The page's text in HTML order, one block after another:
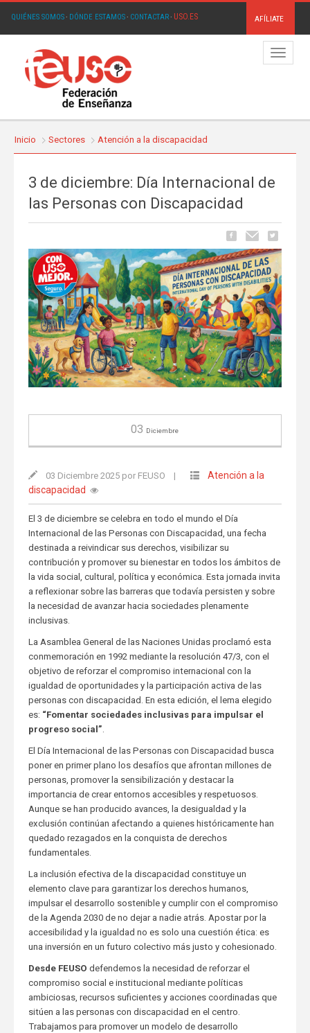
QUIÉNES SOMOS· DÓNDE ESTAMOS· CONTACTAR· USO.ES AFÍLIATE
Menú
Inicio Sectores Atención a la discapacidad
3 de diciembre: Día Internacional de
las Personas con Discapacidad
03 Diciembre
03 Diciembre 2025 por FEUSO |
Atención a la
discapacidad
El 3 de diciembre se celebra en todo el mundo el Día
Internacional de las Personas con Discapacidad, una fecha
destinada a reivindicar sus derechos, visibilizar su
contribución y promover su bienestar en todos los ámbitos de
la vida social, cultural, política y económica. Esta jornada invita
a reflexionar sobre las barreras que todavía persisten y sobre
la necesidad de avanzar hacia sociedades plenamente
inclusivas.
La Asamblea General de las Naciones Unidas proclamó esta
conmemoración en 1992 mediante la resolución 47/3, con el
objetivo de reforzar el compromiso internacional con la
igualdad de oportunidades y la participación activa de las
personas con discapacidad. En esta edición, el lema elegido
es: “Fomentar sociedades inclusivas para impulsar el
progreso social”
El Día Internacional de las Personas con Discapacidad busca
poner en primer plano los desafíos que afrontan millones de
personas, promover la sensibilización y destacar la
importancia de crear entornos accesibles y respetuosos.
Aunque se han producido avances, la desigualdad y la
exclusión continúan afectando a quienes históricamente han
quedado rezagados en la conquista de derechos
fundamentales.
La inclusión efectiva de la discapacidad constituye un
elemento clave para garantizar los derechos humanos,
impulsar el desarrollo sostenible y cumplir con el compromiso
de la Agenda 2030 de no dejar a nadie atrás. Apostar por la
accesibilidad y la igualdad no es solo una cuestión ética: es
una inversión en un futuro colectivo más justo y cohesionado.
Desde FEUSO defendemos la necesidad de reforzar el
compromiso social e institucional mediante políticas
ambiciosas, recursos suficientes y acciones coordinadas que
sitúen a las personas con discapacidad en el centro.
Trabajamos para promover un modelo de desarrollo